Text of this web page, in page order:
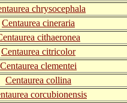
chrysocephala
Centaurea cineraria
cithaeronea
Centaurea citricolor
Centaurea clementei
Centaurea collina
corcubionensis